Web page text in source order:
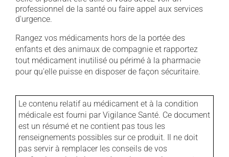
professionnel de la santé ou faire appel aux services
d'urgence.
Rangez vos médicaments hors de la portée des
enfants et des animaux de compagnie et rapportez
tout médicament inutilisé ou périmé à la pharmacie
pour qu'elle puisse en disposer de façon sécuritaire.
Le contenu relatif au médicament et à la condition
médicale est fourni par Vigilance Santé. Ce document
est un résumé et ne contient pas tous les
renseignements possibles sur ce produit. Il ne doit
pas servir à remplacer les conseils de vos